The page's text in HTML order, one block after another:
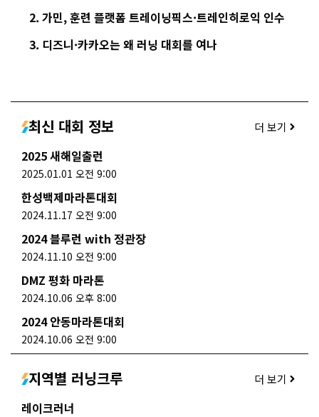
가민, 훈련 플랫폼 트레이닝픽스·트레인히로익 인수
디즈니·카카오는 왜 러닝 대회를 여나
최신 대회 정보 더 보기
2025 새해일출런
2025.01.01 오전 9:00
한성백제마라톤대회
2024.11.17 오전 9:00
2024 블루런 with 정관장
2024.11.10 오전 9:00
DMZ 평화 마라톤
2024.10.06 오후 8:00
2024 안동마라톤대회
2024.10.06 오전 9:00
지역별 러닝크루 더 보기
레이크러너